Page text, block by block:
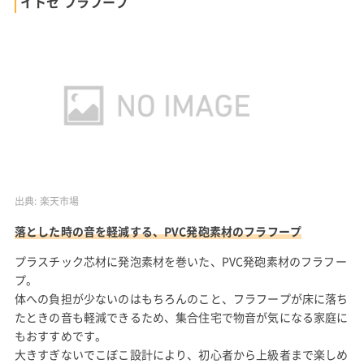
出典: 楽天市場
落とした時の音を軽減する、PVC発砲素材のフラフープ
プラスチック芯材に発泡素材を巻いた、PVC発砲素材のフラフー
プ。
体への負担が少ないのはもちろんのこと、フラフープが床に落ち
たときの音も軽減できるため、集合住宅で物音が気になる家庭に
もおすすめです。
大きすぎないでこぼこ設計により、初心者から上級者まで楽しめ